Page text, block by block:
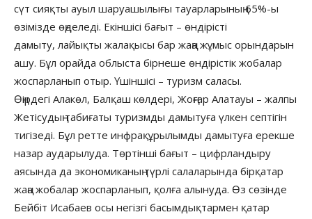
сүт сияқты ауыл шаруашылығы тауарларының 65%-ы
өзімізде өңделеді. Екіншісі бағыт – өндірісті
дамыту, лайықты жалақысы бар жаңа жұмыс орындарын
ашу. Бұл орайда облыста бірнеше өндірістік жобалар
жоспарланып отыр. Үшіншісі – туризм саласы.
Өңірдегі Алакөл, Балқаш көлдері, Жоңғар Алатауы – жалпы
Жетісудың табиғаты туризмды дамытуға үлкен септігін
тигізеді. Бұл ретте инфрақұрылымды дамытуға ерекше
назар аударылуда. Төртінші бағыт – цифрландыру
аясында да экономиканың түрлі салаларында бірқатар
жаңа жобалар жоспарланып, қолға алынуда. Өз сөзінде
Бейбіт Исабаев осы негізгі басымдықтармен қатар